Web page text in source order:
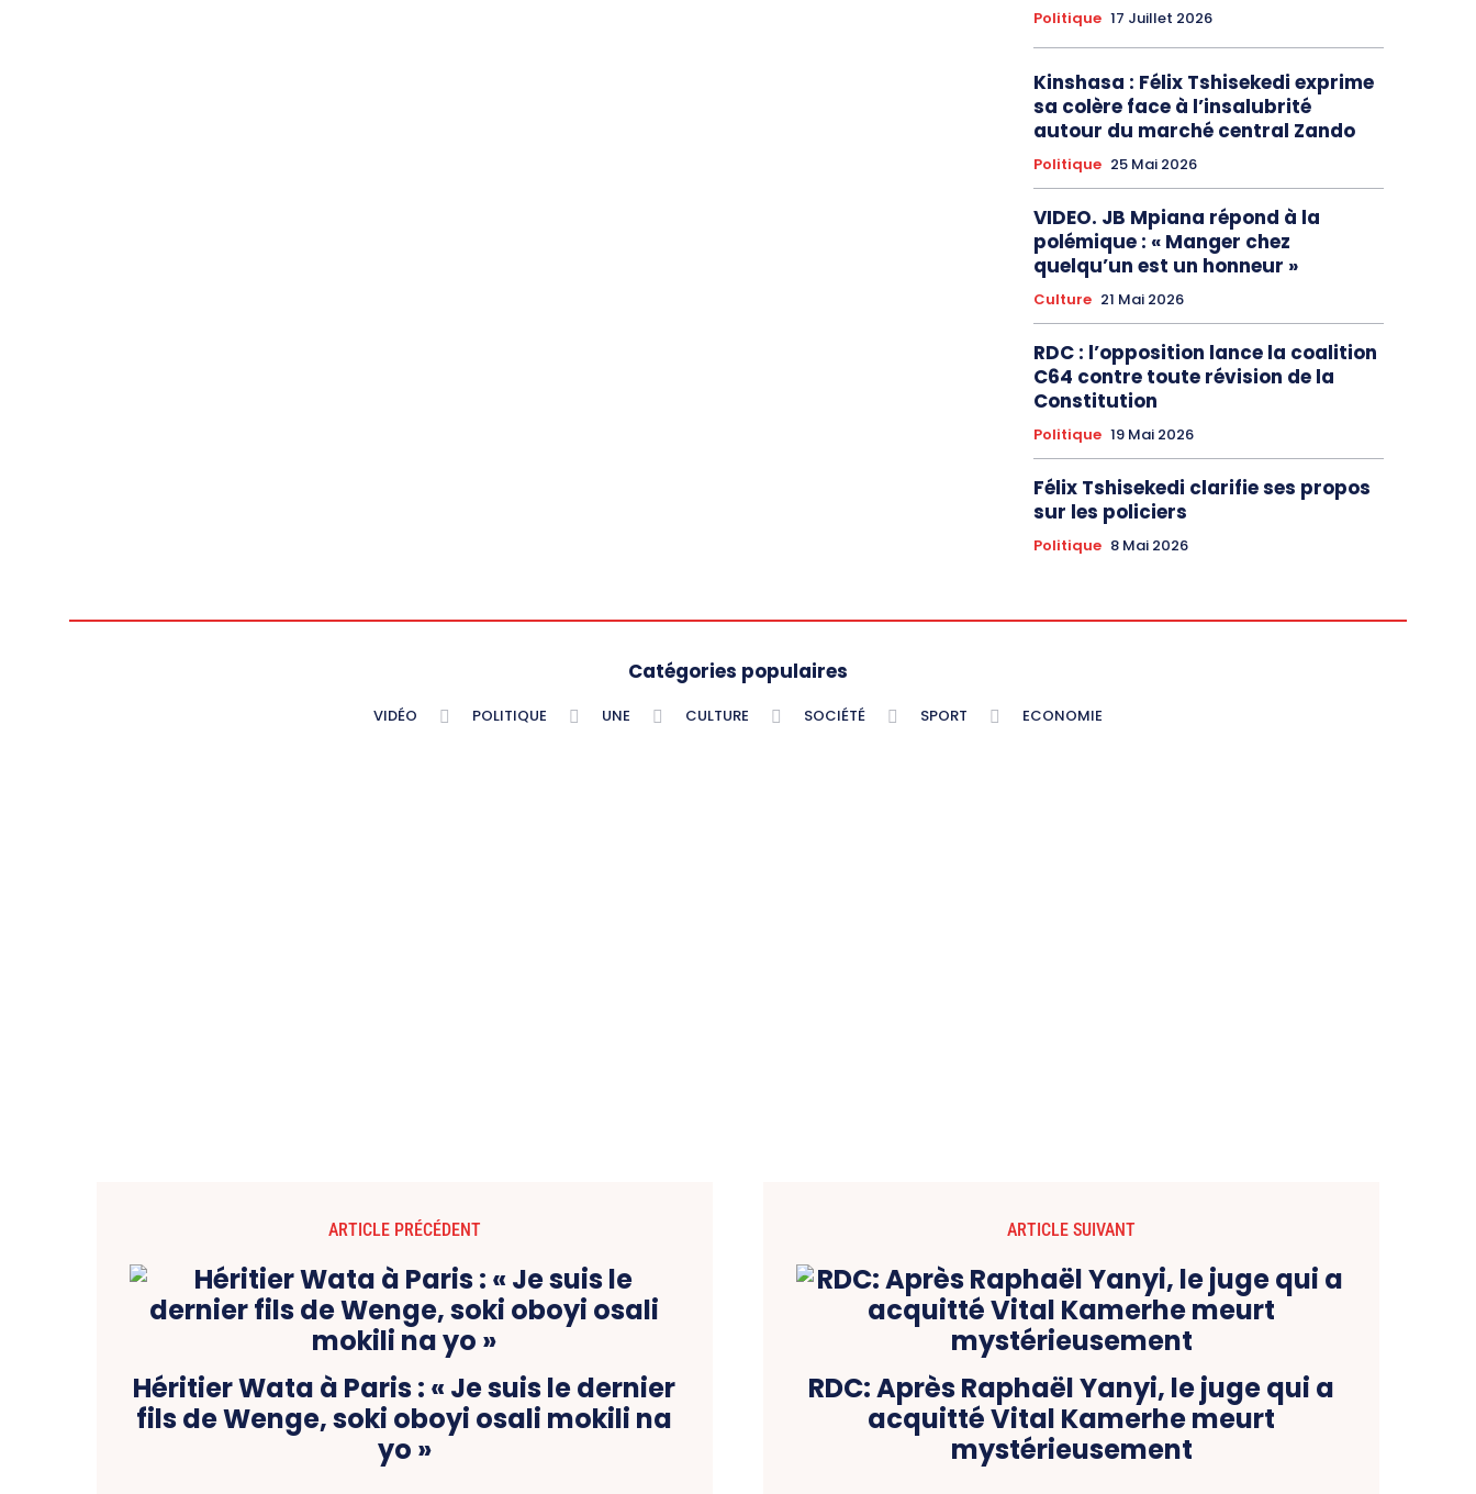
Politique 17 Juillet 2026
Kinshasa : Félix Tshisekedi exprime
sa colère face à l’insalubrité
autour du marché central Zando
Politique 25 Mai 2026
VIDEO. JB Mpiana répond à la
polémique : « Manger chez
quelqu’un est un honneur »
Culture 21 Mai 2026
RDC : l’opposition lance la coalition
C64 contre toute révision de la
Constitution
Politique 19 Mai 2026
Félix Tshisekedi clarifie ses propos
sur les policiers
Politique 8 Mai 2026
Catégories populaires
VIDÉO POLITIQUE UNE CULTURE SOCIÉTÉ SPORT ECONOMIE
ARTICLE PRÉCÉDENT
Héritier Wata à Paris : « Je suis le dernier
fils de Wenge, soki oboyi osali mokili na
yo »
ARTICLE SUIVANT
RDC: Après Raphaël Yanyi, le juge qui a
acquitté Vital Kamerhe meurt
mystérieusement